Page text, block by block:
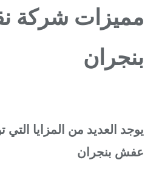
مميزات شركة
بنجران
يوجد العديد من المزايا
عفش بنجران